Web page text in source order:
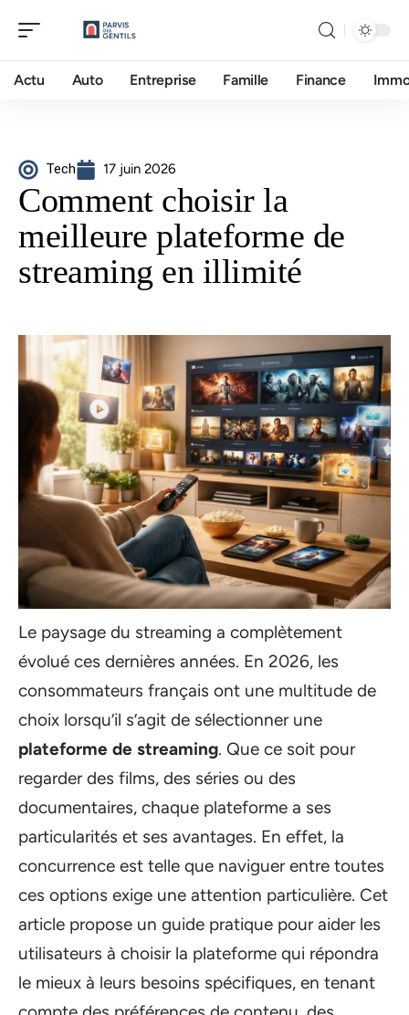
Actu Auto Entreprise Famille Finance
Tech 17 juin 2026
Comment choisir la
meilleure plateforme de
streaming en illimité
Le paysage du streaming a complètement
évolué ces dernières années. En 2026, les
consommateurs français ont une multitude de
choix lorsqu’il s’agit de sélectionner une
plateforme de streaming. Que ce soit pour
regarder des films, des séries ou des
documentaires, chaque plateforme a ses
particularités et ses avantages. En effet, la
concurrence est telle que naviguer entre toutes
ces options exige une attention particulière. Cet
article propose un guide pratique pour aider les
utilisateurs à choisir la plateforme qui répondra
le mieux à leurs besoins spécifiques, en tenant